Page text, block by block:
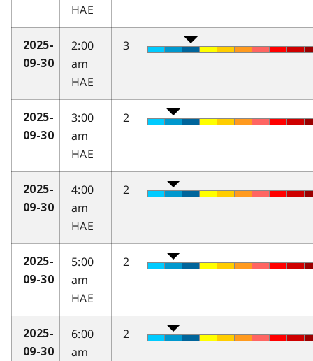
HAE
2025-
09-30
2:00
am
HAE
3
2025-
09-30
3:00
am
HAE
2
2025-
09-30
4:00
am
HAE
2
2025-
09-30
5:00
am
HAE
2
2025-
09-30
6:00
am
2